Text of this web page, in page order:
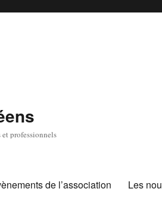
professionnels
de l’association Les